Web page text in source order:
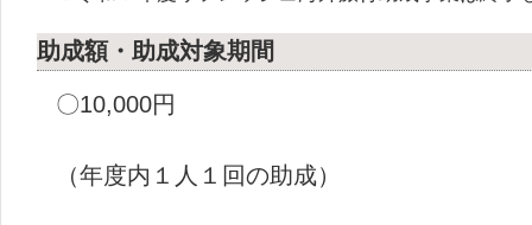
助成額・助成対象期間
〇10,000円
（年度内１人１回の助成）